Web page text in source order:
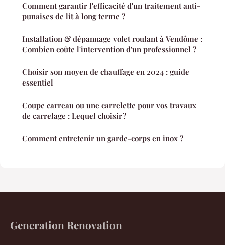
Comment garantir l'efficacité d'un traitement anti-
punaises de lit à long terme ?
Installation & dépannage volet roulant à Vendôme :
Combien coûte l'intervention d'un professionnel ?
Choisir son moyen de chauffage en 2024 : guide
essentiel
Coupe carreau ou une carrelette pour vos travaux
de carrelage : Lequel choisir ?
Comment entretenir un garde-corps en inox ?
Generation Renovation